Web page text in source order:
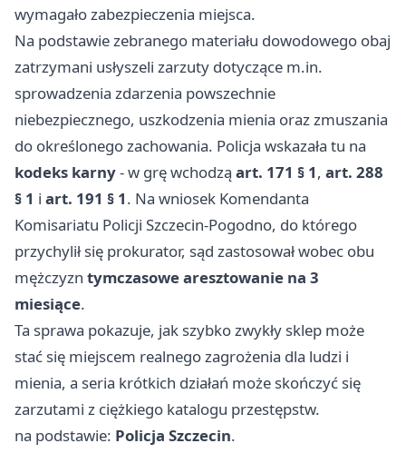
wymagało zabezpieczenia miejsca.
Na podstawie zebranego materiału dowodowego obaj
zatrzymani usłyszeli zarzuty dotyczące m.in.
sprowadzenia zdarzenia powszechnie
niebezpiecznego, uszkodzenia mienia oraz zmuszania
do określonego zachowania. Policja wskazała tu na
kodeks karny- w grę wchodzą art. 171 § 1, art. 288
§ 1 i art. 191 § 1. Na wniosek Komendanta
Komisariatu Policji Szczecin-Pogodno, do którego
przychylił się prokurator, sąd zastosował wobec obu
mężczyzn tymczasowe aresztowanie na 3
miesiące.
Ta sprawa pokazuje, jak szybko zwykły sklep może
stać się miejscem realnego zagrożenia dla ludzi i
mienia, a seria krótkich działań może skończyć się
zarzutami z ciężkiego katalogu przestępstw.
na podstawie: Policja Szczecin.